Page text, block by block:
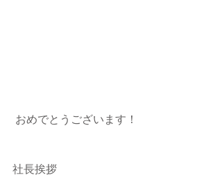
おめでとうございます！
社長挨拶